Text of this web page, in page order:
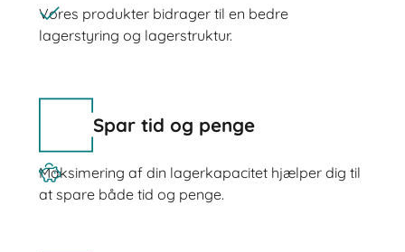
Vores produkter bidrager til en bedre
lagerstyring og lagerstruktur.
Spar tid og penge
Maksimering af din lagerkapacitet hjælper dig til
at spare både tid og penge.